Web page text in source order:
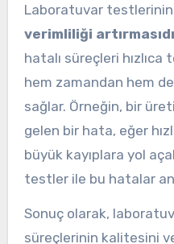
Laboratuvar
verimliliği
hatalı süreçleri
hem zamandan hem
sağlar. Örneğin, bir
gelen bir hata, eğer
büyük kayıplara yol
testler ile bu hatalar
Sonuç olarak,
süreçlerinin kalitesini